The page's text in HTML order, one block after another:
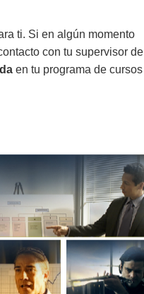
ti. Si en algún momento
con tu supervisor de
en tu programa de cursos